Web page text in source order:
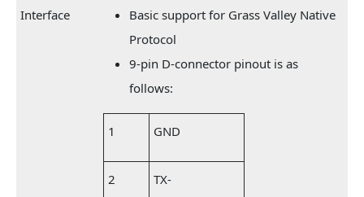
Interface
Basic support for Grass Valley Native
Protocol
9-pin D-connector pinout is as
follows:
1 GND
2 TX-